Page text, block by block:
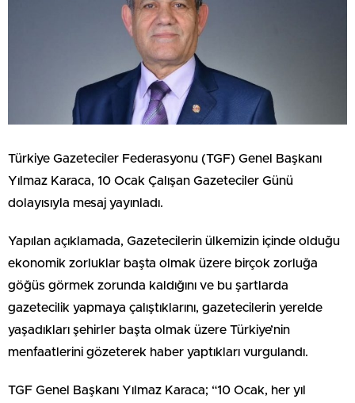
Türkiye Gazeteciler Federasyonu (TGF) Genel Başkanı
Yılmaz Karaca, 10 Ocak Çalışan Gazeteciler Günü
dolayısıyla mesaj yayınladı.
Yapılan açıklamada, Gazetecilerin ülkemizin içinde olduğu
ekonomik zorluklar başta olmak üzere birçok zorluğa
göğüs görmek zorunda kaldığını ve bu şartlarda
gazetecilik yapmaya çalıştıklarını, gazetecilerin yerelde
yaşadıkları şehirler başta olmak üzere Türkiye’nin
menfaatlerini gözeterek haber yaptıkları vurgulandı.
TGF Genel Başkanı Yılmaz Karaca; “10 Ocak, her yıl